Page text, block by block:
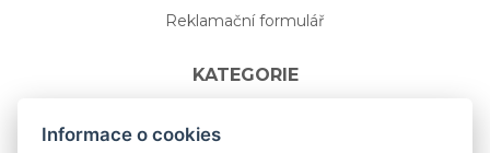
Reklamační formulář
KATEGORIE
Nápojové sklo
Informace o cookies